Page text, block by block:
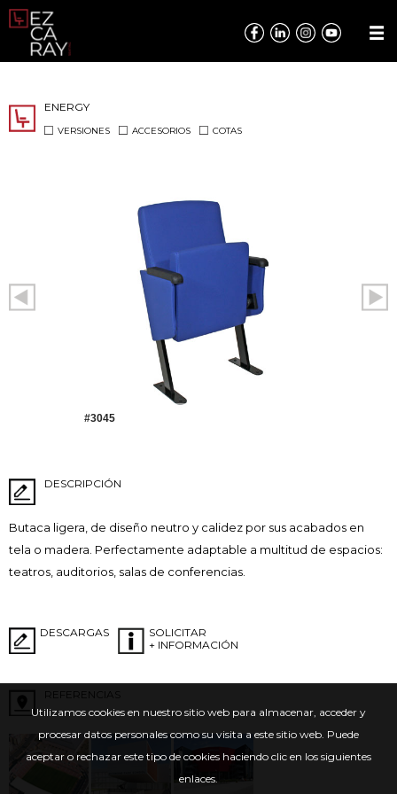
Utilizamos cookies en nuestro sitio web para almacenar, acceder y
procesar datos personales como su visita a este sitio web. Puede
aceptar o rechazar este tipo de cookies haciendo clic en los siguientes
enlaces.
ENERGY
VERSIONES ACCESORIOS COTAS
#3045
DESCRIPCIÓN
Butaca ligera, de diseño neutro y calidez por sus acabados en
tela o madera. Perfectamente adaptable a multitud de espacios:
teatros, auditorios, salas de conferencias.
DESCARGAS
SOLICITAR
+ INFORMACIÓN
REFERENCIAS